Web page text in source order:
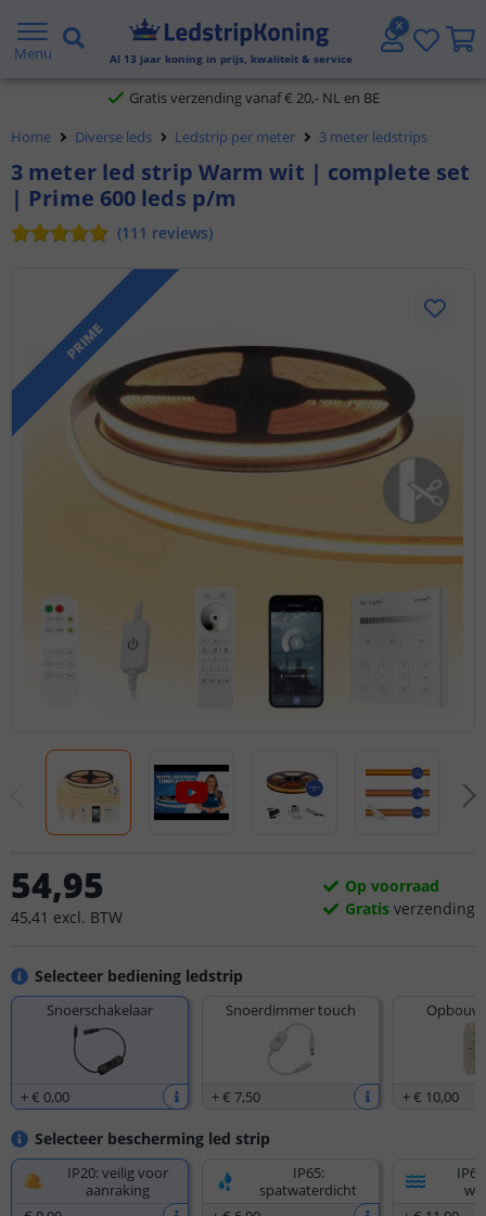
Menu Al 13 jaar koning in prijs, kwaliteit & service
5 jaar garantie
Voor 23:45 uur besteld,morgen in huis
Home Diverse leds Ledstrip per meter 3 meter ledstrips
3 meter led strip Warm wit | complete set
| Prime 600 leds p/m
(111 reviews)
PRIME
Selecteer bediening ledstrip
Snoerschakelaar
+€ 0,00
Snoerdimmer touch
+€ 7,50 +€ 10,00
Selecteer bescherming led strip
IP20: veilig voor
aanraking
IP65:
spatwaterdicht
54,95
45,41 excl. BTW
Op voorraad
Gratis verzending